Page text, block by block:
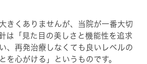
きくありませんが、当院が一番大切
は「見た目の美しさと機能性を追求
、再発治療しなくても良いレベルの
を心がける」というものです。